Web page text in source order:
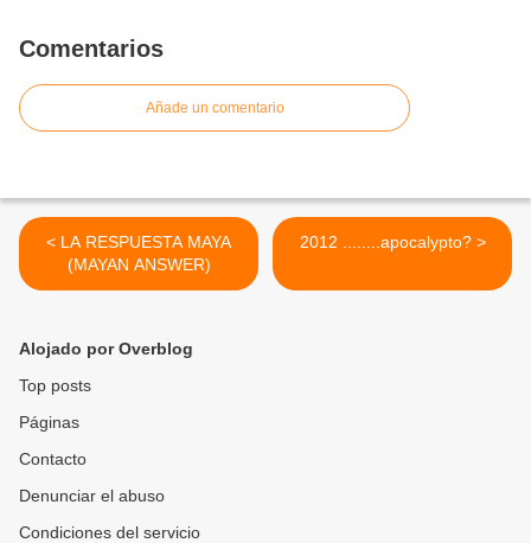
Comentarios
Añade un comentario
< LA RESPUESTA MAYA
(MAYAN ANSWER)
2012 ........apocalypto? >
Alojado por Overblog
Top posts
Páginas
Contacto
Denunciar el abuso
Condiciones del servicio